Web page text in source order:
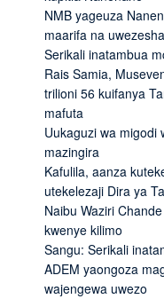
NMB yageuza
maarifa na
Serikali inatambua
Rais Samia,
trilioni 56 kuifanya
mafuta
Uukaguzi wa migodi
mazingira
Kafulila, aanza
utekelezaji Dira ya
Naibu Waziri
kwenye kilimo
Sangu: Serikali
ADEM yaongoza
wajengewa uwezo